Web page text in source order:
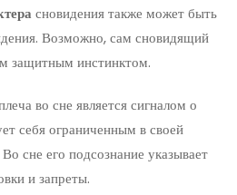
сновидения также может быть
Возможно, сам сновидящий
защитным инстинктом.
во сне является сигналом о
себя ограниченным в своей
сне его подсознание указывает
и запреты.